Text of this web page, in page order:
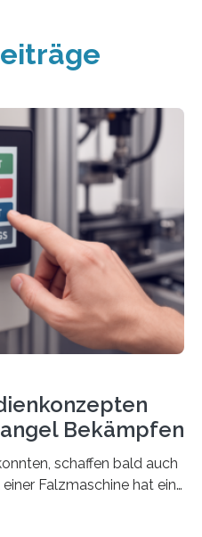
Bekämpfen
schaffen bald auch
Falzmaschine hat ein
so sehr vereinfacht,